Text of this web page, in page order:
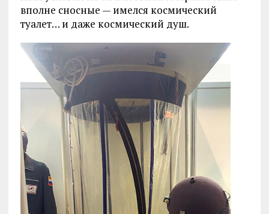
вполне сносные — имелся космический
туалет… и даже космический душ.